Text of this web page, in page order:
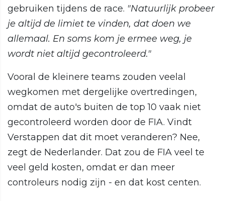
gebruiken tijdens de race. "Natuurlijk probeer
je altijd de limiet te vinden, dat doen we
allemaal. En soms kom je ermee weg, je
wordt niet altijd gecontroleerd."
Vooral de kleinere teams zouden veelal
wegkomen met dergelijke overtredingen,
omdat de auto's buiten de top 10 vaak niet
gecontroleerd worden door de FIA. Vindt
Verstappen dat dit moet veranderen? Nee,
zegt de Nederlander. Dat zou de FIA veel te
veel geld kosten, omdat er dan meer
controleurs nodig zijn - en dat kost centen.